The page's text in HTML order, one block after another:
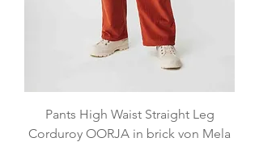
Pants High Waist Straight Leg
Corduroy OORJA in brick von Mela